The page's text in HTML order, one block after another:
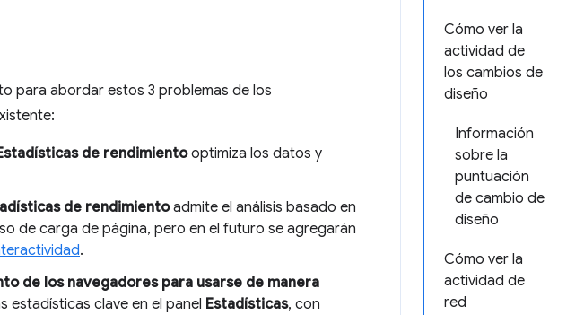
Cómo ver la
actividad de
los cambios de
diseño
Información
sobre la
puntuación
de cambio de
diseño
Cómo ver la
actividad de
red
para abordar estos 3 problemas de los
de rendimientooptimiza los datos y
de rendimientoadmite el análisis basado en
de carga de página, pero en el futuro se agregarán
.
de los navegadores para usarse de manera
estadísticas clave en el panel Estadísticas, con